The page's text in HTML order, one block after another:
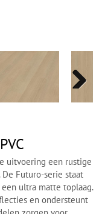
Next
Next
uitvoering een rustige
Futuro-serie staat
ultra matte toplaag.
en ondersteunt